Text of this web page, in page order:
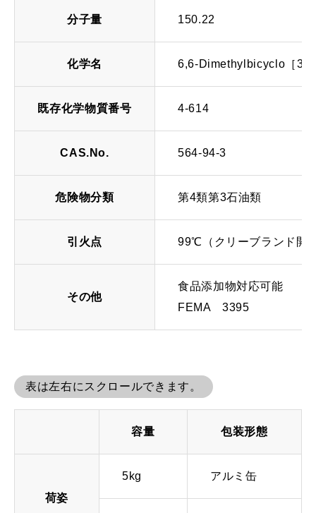
分子量 150.22
化学名 6,6-Dimethylbicyclo［
既存化学物質番号 4-614
CAS.No. 564-94-3
危険物分類 第4類第3石油類
引火点 99℃（クリーブランド開
その他
食品添加物対応可能
FEMA 3395
表は左右にスクロールできます。
容量 包装形態
荷姿
5kg アルミ缶